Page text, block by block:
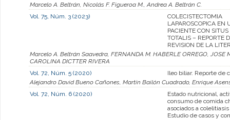
Marcelo A. Beltrán, Nicolás F. Figueroa M., Andrea A. Beltrán C.
Vol. 75, Núm. 3 (2023)
COLECISTECTOMIA
LAPAROSCOPICA EN
PACIENTE CON
TOTALIS – REPORTE
REVISION DE LA
Marcelo A. Beltrán Saavedra, FERNANDA M. HABERLE ORREGO, JOSE
CAROLINA DICTTER RIVERA
Vol. 72, Núm. 5 (2020)
Ileo biliar. Reporte de
Alejandro David Bueno Cañones, Martín Bailón Cuadrado, Enrique
Vol. 72, Núm. 6 (2020)
Estado nutricional,
consumo de comida
asociados a
Estudio de casos y